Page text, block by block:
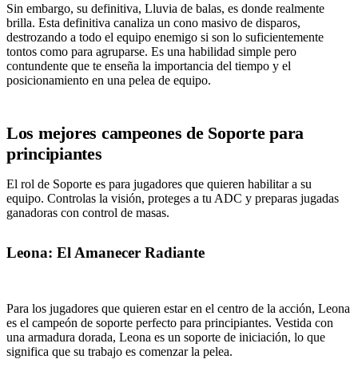
Sin embargo, su definitiva, Lluvia de balas, es donde realmente
brilla. Esta definitiva canaliza un cono masivo de disparos,
destrozando a todo el equipo enemigo si son lo suficientemente
tontos como para agruparse. Es una habilidad simple pero
contundente que te enseña la importancia del tiempo y el
posicionamiento en una pelea de equipo.
Los mejores campeones de Soporte para
principiantes
El rol de Soporte es para jugadores que quieren habilitar a su
equipo. Controlas la visión, proteges a tu ADC y preparas jugadas
ganadoras con control de masas.
Leona: El Amanecer Radiante
Para los jugadores que quieren estar en el centro de la acción, Leona
es el campeón de soporte perfecto para principiantes. Vestida con
una armadura dorada, Leona es un soporte de iniciación, lo que
significa que su trabajo es comenzar la pelea.